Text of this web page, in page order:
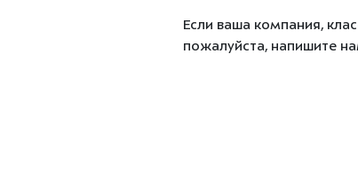
Если ваша компания,
пожалуйста, напишите